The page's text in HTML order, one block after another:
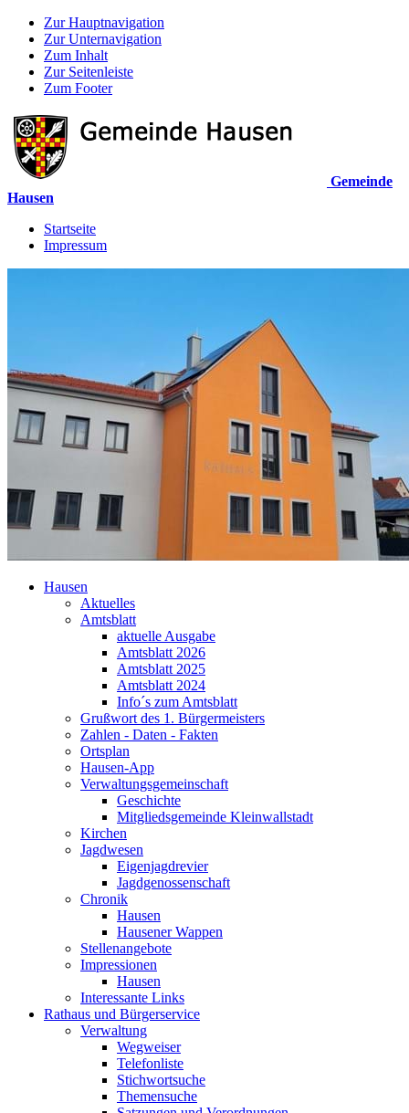
Zur Hauptnavigation
Zur Unternavigation
Zum Inhalt
Zur Seitenleiste
Zum Footer
Gemeinde
Hausen
Startseite
Impressum
Hausen
Aktuelles
Amtsblatt
aktuelle Ausgabe
Amtsblatt 2026
Amtsblatt 2025
Amtsblatt 2024
Info´s zum Amtsblatt
Grußwort des 1. Bürgermeisters
Zahlen - Daten - Fakten
Ortsplan
Hausen-App
Verwaltungsgemeinschaft
Geschichte
Mitgliedsgemeinde Kleinwallstadt
Kirchen
Jagdwesen
Eigenjagdrevier
Jagdgenossenschaft
Chronik
Hausen
Hausener Wappen
Stellenangebote
Impressionen
Hausen
Interessante Links
Rathaus und Bürgerservice
Verwaltung
Wegweiser
Telefonliste
Stichwortsuche
Themensuche